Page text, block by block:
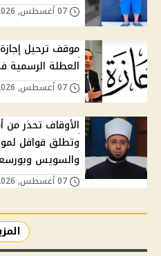
العطلة الرسمية
الأوقاف تحذر من
وتطلق قوافل
والسويس